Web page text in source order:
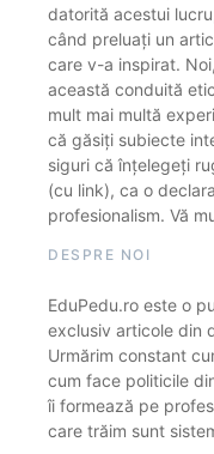
datorită acestui
când preluați un
care v-a inspirat.
această conduită
mult mai multă
că găsiți subiecte
siguri că înțelegeți
(cu link), ca o
profesionalism. Vă
DESPRE NOI
EduPedu.ro este o
exclusiv articole din
Urmărim constant
cum face politicile
îi formează pe
care trăim sunt